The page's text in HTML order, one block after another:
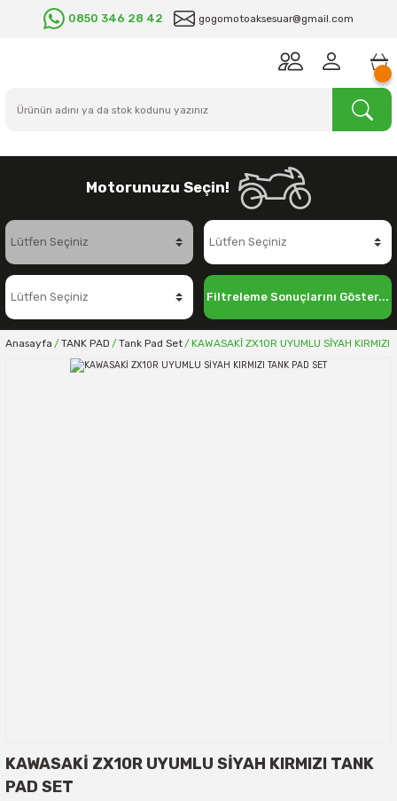
0850 346 28 42 gogomotoaksesuar@gmail.com
Motorunuzu Seçin!
Filtreleme Sonuçlarını Göster...
Anasayfa TANK PAD Tank Pad Set KAWASAKİ ZX10R UYUMLU SİYAH KIRMIZI
KAWASAKİ ZX10R UYUMLU SİYAH KIRMIZI TANK
PAD SET